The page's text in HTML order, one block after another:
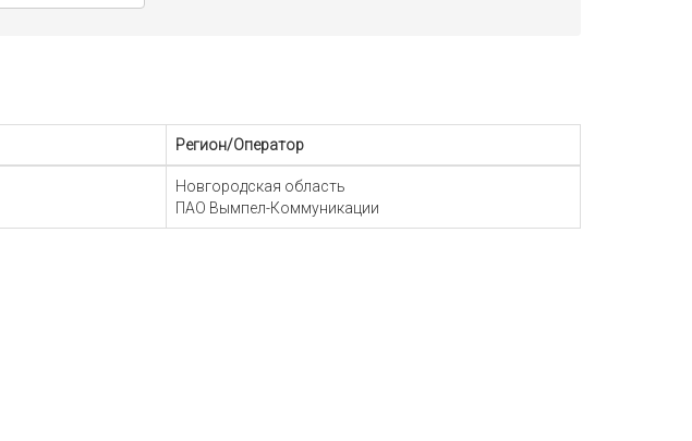
Регион/Оператор
Новгородская область
ПАО Вымпел-Коммуникации